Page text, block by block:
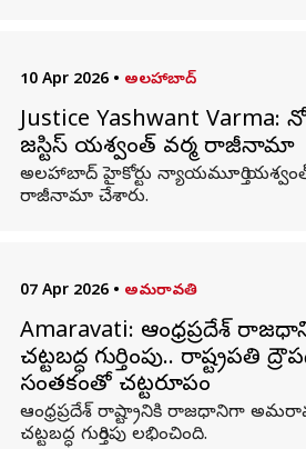
10 Apr 2026 • అలహాబాద్
Justice Yashwant Varma:
జస్టిస్‌ యశ్వంత్‌ వర్మ రాజీనామా
అలహాబాద్‌ హైకోర్టు న్యాయమూర్తి
రాజీనామా చేశారు.
07 Apr 2026 • అమరావతి
Amaravati: ఆంధ్రప్రదేశ్
చట్టబద్ధ గుర్తింపు.. రాష్ట్రపతి
సంతకంతో చట్టరూపం
ఆంధ్రప్రదేశ్ రాష్ట్రానికి రాజధానిగా
చట్టబద్ధ గుర్తింపు లభించింది.